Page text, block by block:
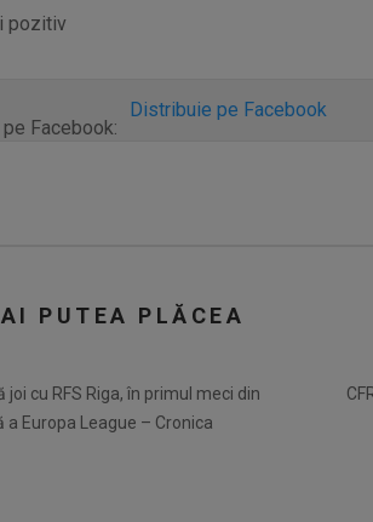
pozitiv
Facebook:
Distribuie pe Facebook
PUTEA PLĂCEA
joi cu RFS Riga, în primul meci din
Europa League – Cronica